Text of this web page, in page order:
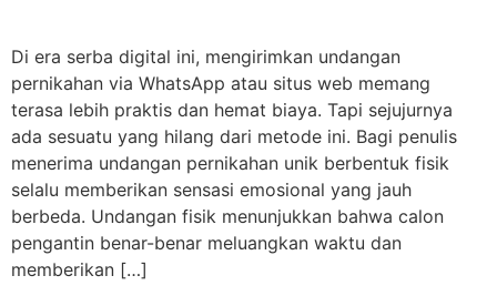
Di era serba digital ini, mengirimkan undangan
pernikahan via WhatsApp atau situs web memang
terasa lebih praktis dan hemat biaya. Tapi sejujurnya
ada sesuatu yang hilang dari metode ini. Bagi penulis
menerima undangan pernikahan unik berbentuk fisik
selalu memberikan sensasi emosional yang jauh
berbeda. Undangan fisik menunjukkan bahwa calon
pengantin benar-benar meluangkan waktu dan
memberikan […]